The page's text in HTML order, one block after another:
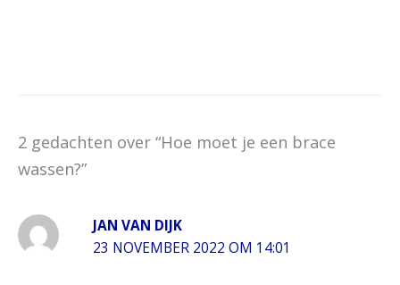
2 gedachten over “Hoe moet je een brace
wassen?”
JAN VAN DIJK
23 NOVEMBER 2022 OM 14:01